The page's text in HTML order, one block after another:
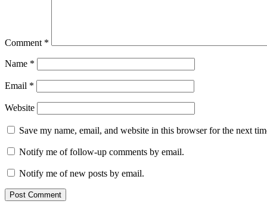
Comment *
Name *
Email *
Website
Save my name, email, and website in this browser for the next
Notify me of follow-up comments by email.
Notify me of new posts by email.